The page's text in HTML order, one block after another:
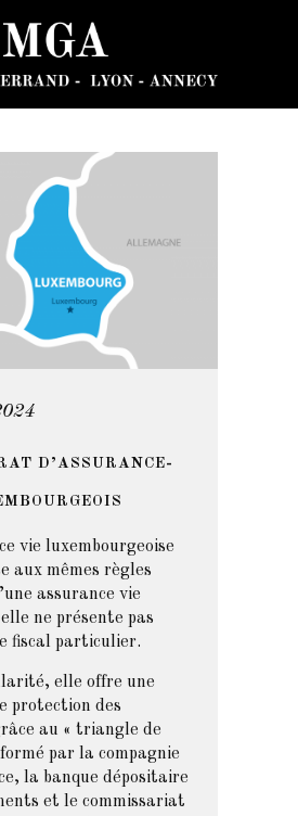
D’ASSURANCE-
vie luxembourgeoise
aux mêmes règles
assurance vie
ne présente pas
fiscal particulier.
elle offre une
protection des
au « triangle de
par la compagnie
la banque dépositaire
et le commissariat